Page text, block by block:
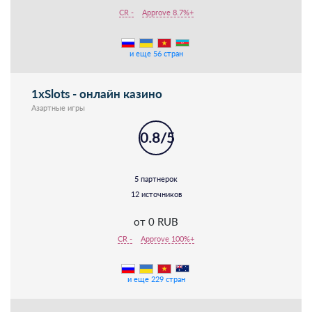
CR - Approve 8.7%+
и еще 56 стран
1xSlots - онлайн казино
Азартные игры
0.8/5
5 партнерок
12 источников
от 0 RUB
CR - Approve 100%+
и еще 229 стран